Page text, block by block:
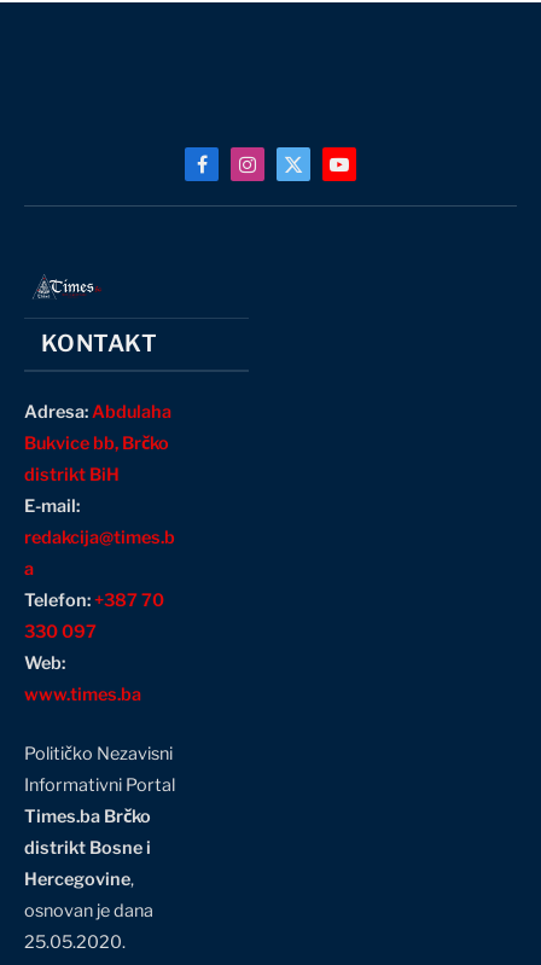
FacebookInstagram
X
(Twitter)
YouTube
KONTAKT
Adresa:Abdulaha
Bukvice bb, Brčko
distrikt BiH
E-mail:
redakcija@times.b
a
Telefon:+387 70
330 097
Web:
www.times.ba
Političko Nezavisni
Informativni Portal
Times.ba Brčko
distrikt Bosne i
Hercegovine,
osnovan je dana
25.05.2020.